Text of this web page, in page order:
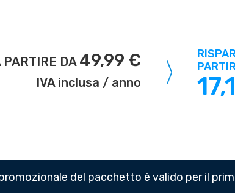
PARTIRE DA 49,99 €
IVA inclusa / anno
del pacchetto è valido per il